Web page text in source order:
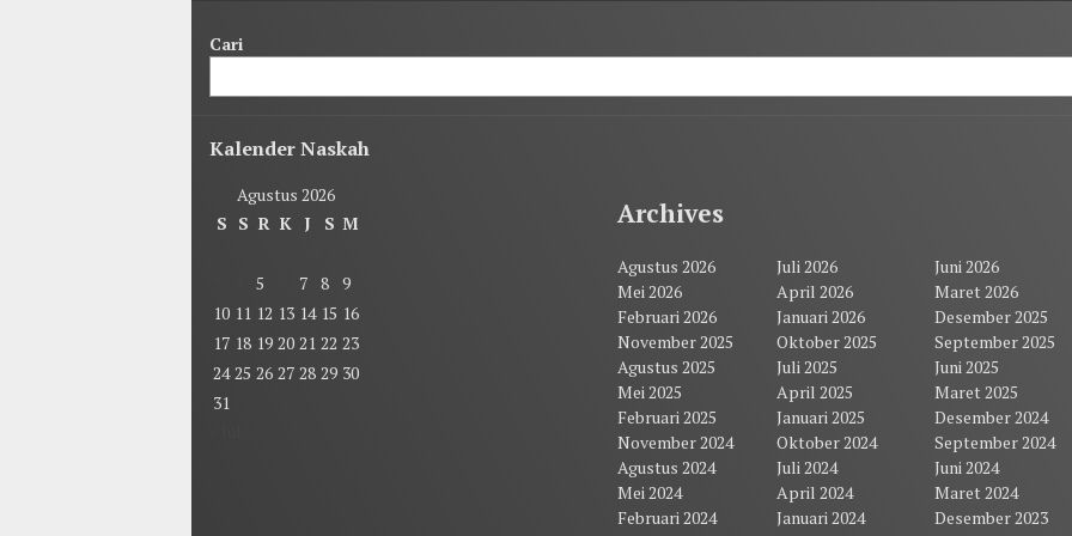
Cari
Kalender Naskah
Agustus 2026
S S R K J S M
5 7 8 9
10 11 12 13 14 15 16
17 18 19 20 21 22 23
24 25 26 27 28 29 30
31
Archives
Agustus 2026 Juli 2026
Juni 2026
Mei 2026
April 2026
Maret 2026
Februari 2026
Januari 2026
Desember 2025
November 2025
Oktober 2025
September 2025
Agustus 2025
Juli 2025
Juni 2025
Mei 2025
April 2025
Maret 2025
Februari 2025
Januari 2025
Desember 2024
November 2024
Oktober 2024
September 2024
Agustus 2024
Juli 2024
Juni 2024
Mei 2024
April 2024
Maret 2024
Februari 2024
Januari 2024
Desember 2023